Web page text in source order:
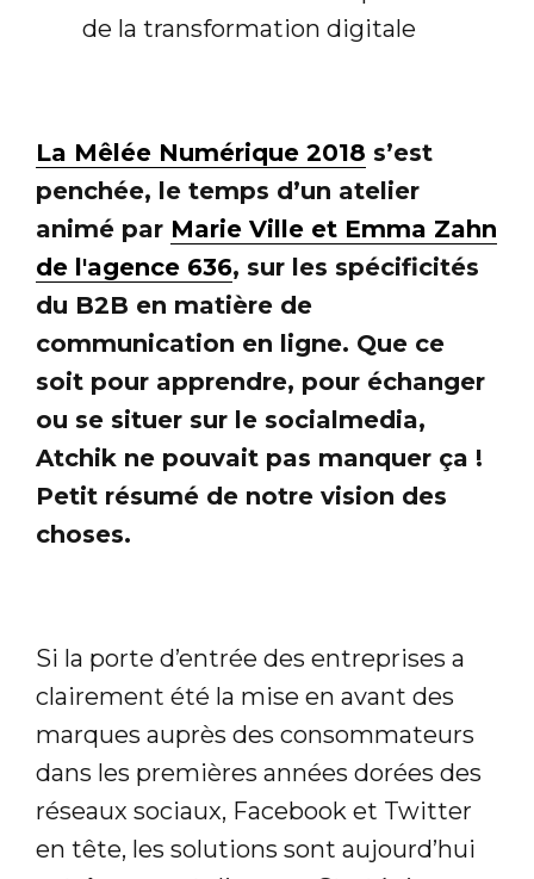
de la transformation digitale
La Mêlée Numérique 2018 s’est
penchée, le temps d’un atelier
animé par Marie Ville et Emma Zahn
de l'agence 636, sur les spécificités
du B2B en matière de
communication en ligne. Que ce
soit pour apprendre, pour échanger
ou se situer sur le socialmedia,
Atchik ne pouvait pas manquer ça !
Petit résumé de notre vision des
choses.
Si la porte d’entrée des entreprises a
clairement été la mise en avant des
marques auprès des consommateurs
dans les premières années dorées des
réseaux sociaux, Facebook et Twitter
en tête, les solutions sont aujourd’hui